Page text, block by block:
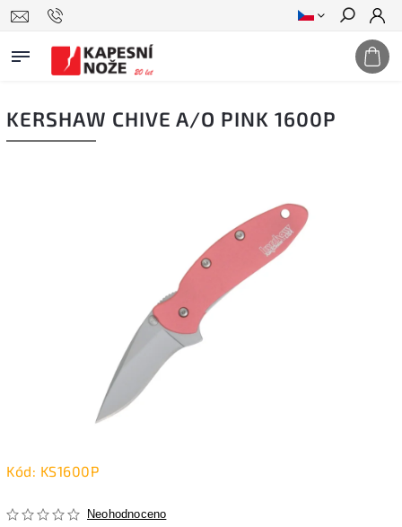
Hledat
KERSHAW CHIVE A/O PINK 1600P
Kód: KS1600P
Neohodnoceno